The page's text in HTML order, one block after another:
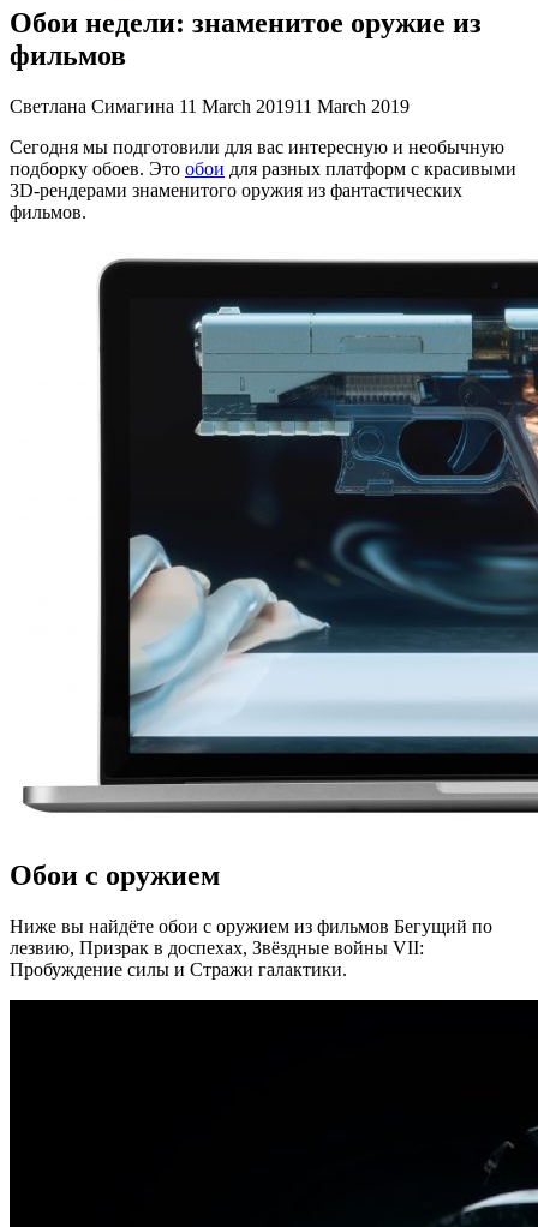
Обои недели: знаменитое оружие из
фильмов
Светлана Симагина 11 March 201911 March 2019
Сегодня мы подготовили для вас интересную и необычную
подборку обоев. Это обои для разных платформ с красивыми
3D-рендерами знаменитого оружия из фантастических
фильмов.
Обои с оружием
Ниже вы найдёте обои с оружием из фильмов Бегущий по
лезвию, Призрак в доспехах, Звёздные войны VII:
Пробуждение силы и Стражи галактики.